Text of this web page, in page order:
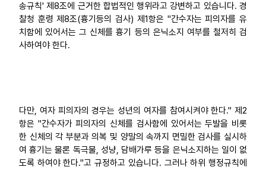
송규칙' 제8조에 근거한 합법적인 행위라고 강변하고 있습니다. 경
찰청 훈령 제8조(흉기등의 검사) 제1항은 "간수자는 피의자를 유
치함에 있어서는 그 신체를 흉기 등의 은닉소지 여부를 철저히 검
사하여야 한다.
다만, 여자 피의자의 경우는 성년의 여자를 참여시켜야 한다." 제2
항은 "간수자가 피의자의 신체를 검사함에 있어서는 두발을 비롯
한 신체의 각 부분과 의복 및 양말의 속까지 면밀한 검사를 실시하
여 흉기는 물론 독극물, 성냥, 담배가루 등을 은닉소지하는 일이 없
도록 하여야 한다."고 규정하고 있습니다. 그러나 하위 행정규칙에